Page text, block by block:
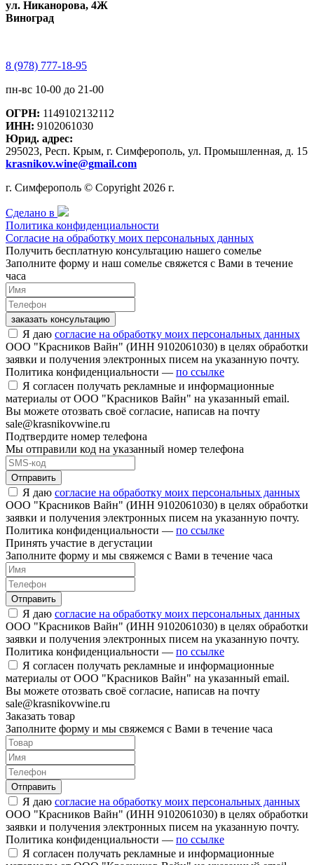
ул. Никанорова, 4Ж
Виноград
8 (978) 777-18-95
пн-вс 10-00 до 21-00
ОГРН: 1149102132112
ИНН: 9102061030
Юрид. адрес:
295023, Респ. Крым, г. Симферополь, ул. Промышленная, д. 15
krasnikov.wine@gmail.com
г. Симферополь © Copyright 2026 г.
Сделано в
Политика конфиденциальности
Согласие на обработку моих персональных данных
Получить бесплатную консультацию нашего сомелье
Заполните форму и наш сомелье свяжется с Вами в течение
часа
заказать консультацию
Я даю согласие на обработку моих персональных данных
ООО "Красников Вайн" (ИНН 9102061030) в целях обработки
заявки и получения электронных писем на указанную почту.
Политика конфиденциальности — по ссылке
Я согласен получать рекламные и информационные
материалы от ООО "Красников Вайн" на указанный email.
Вы можете отозвать своё согласие, написав на почту
sale@krasnikovwine.ru
Подтвердите номер телефона
Мы отправили код на указанный номер телефона
Отправить
Я даю согласие на обработку моих персональных данных
ООО "Красников Вайн" (ИНН 9102061030) в целях обработки
заявки и получения электронных писем на указанную почту.
Политика конфиденциальности — по ссылке
Принять участие в дегустации
Заполните форму и мы свяжемся с Вами в течение часа
Отправить
Я даю согласие на обработку моих персональных данных
ООО "Красников Вайн" (ИНН 9102061030) в целях обработки
заявки и получения электронных писем на указанную почту.
Политика конфиденциальности — по ссылке
Я согласен получать рекламные и информационные
материалы от ООО "Красников Вайн" на указанный email.
Вы можете отозвать своё согласие, написав на почту
sale@krasnikovwine.ru
Заказать товар
Заполните форму и мы свяжемся с Вами в течение часа
Отправить
Я даю согласие на обработку моих персональных данных
ООО "Красников Вайн" (ИНН 9102061030) в целях обработки
заявки и получения электронных писем на указанную почту.
Политика конфиденциальности — по ссылке
Я согласен получать рекламные и информационные